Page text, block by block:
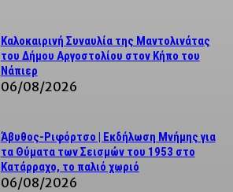
Καλοκαιρινή Συναυλία της Μαντολινάτας
του Δήμου Αργοστολίου στον Κήπο του
Νάπιερ
06/08/2026
Άβυθος-Ριφόρτσο | Εκδήλωση Μνήμης για
τα Θύματα των Σεισμών του 1953 στο
Κατάρραχο, το παλιό χωριό
06/08/2026